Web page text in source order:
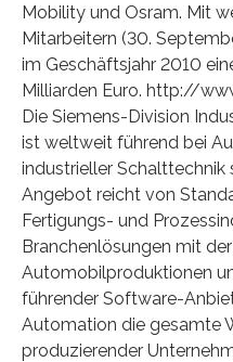
Mobility und Osram. Mit
Mitarbeitern (30.
im Geschäftsjahr 2010
Milliarden Euro. http://
Die Siemens-Division
ist weltweit führend bei
industrieller Schalttechnik
Angebot reicht von
Fertigungs- und
Branchenlösungen mit
Automobilproduktionen
führender Software-
Automation die gesamte
produzierender